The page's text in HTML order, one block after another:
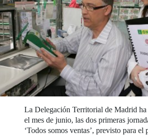
La Delegación Territorial de Madrid ha
el mes de junio, las dos primeras
‘Todos somos ventas’, previsto para el